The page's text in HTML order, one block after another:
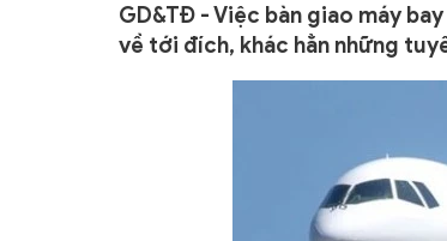
GD&TĐ - Việc bàn giao máy
về tới đích, khác hẳn những